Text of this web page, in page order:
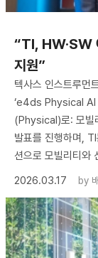
“TI, HW·SW
지원”
텍사스 인스트루
‘e4ds Physical AI
(Physical)로: 모빌
발표를 진행하며,
션으로 모빌리티와
2026.03.17
by